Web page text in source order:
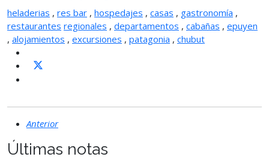
heladerias , res bar , hospedajes , casas , gastronomía ,
restaurantes regionales , departamentos , cabañas , epuyen
, alojamientos , excursiones , patagonia , chubut
Anterior
Últimas notas